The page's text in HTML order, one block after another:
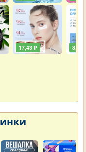
17,43 ₽ 8,72